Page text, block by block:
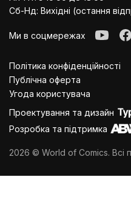
Сб-Нд: Вихідні (остання
Ми в соцмережах
Політика конфіденційності
Публiчна оферта
Угода користувача
Проектування та дизайн
Розробка та підтримка
2026 © World of Comics. Всі